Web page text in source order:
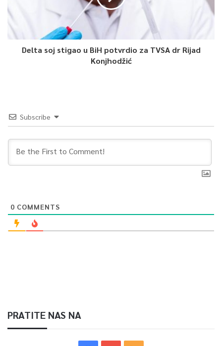
Delta soj stigao u BiH potvrdio za TVSA dr Rijad
Konjhodžić
Subscribe
0 COMMENTS
PRATITE NAS NA